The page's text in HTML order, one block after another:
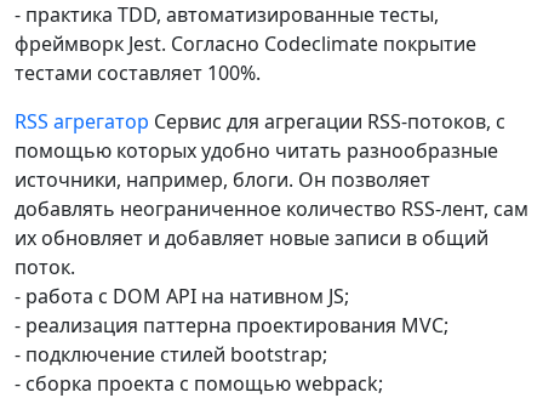
- практика TDD, автоматизированные тесты,
фреймворк Jest. Согласно Codeclimate покрытие
тестами составляет 100%.
RSS агрегатор Cервис для агрегации RSS-потоков, с
помощью которых удобно читать разнообразные
источники, например, блоги. Он позволяет
добавлять неограниченное количество RSS-лент, сам
их обновляет и добавляет новые записи в общий
поток.
- работа с DOM API на нативном JS;
- реализация паттерна проектирования MVC;
- подключение стилей bootstrap;
- сборка проекта с помощью webpack;